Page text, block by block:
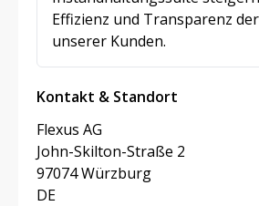
Effizienz und Transparenz
unserer Kunden.
Kontakt & Standort
Flexus AG
John-Skilton-Straße 2
97074 Würzburg
DE